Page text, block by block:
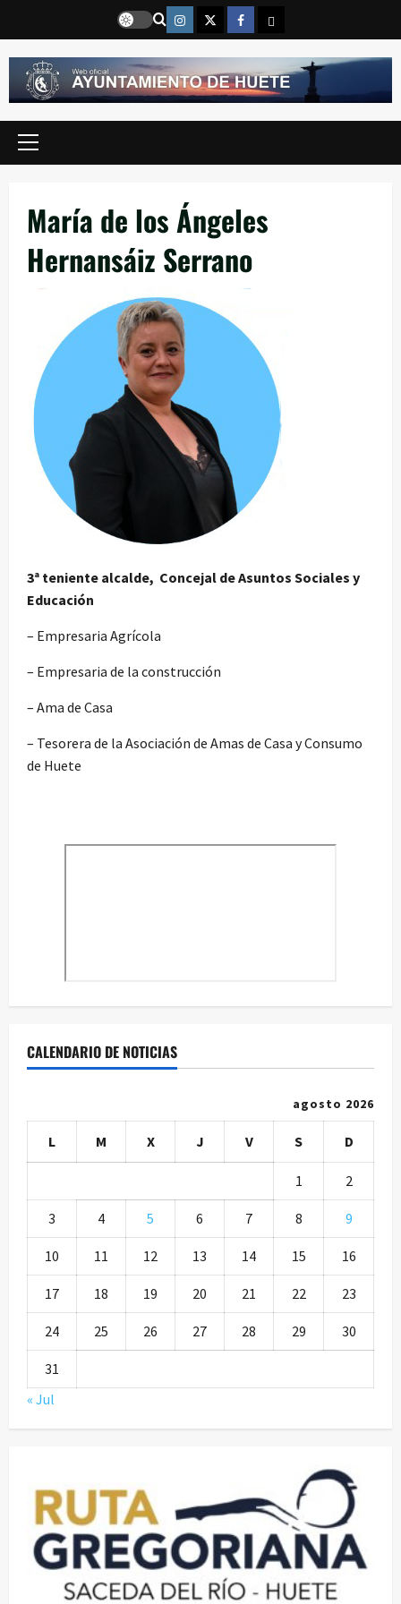
contenido
Instragram
TwitterFacebook
Email
Menú
María de los Ángeles
Hernansáiz Serrano
3ª teniente alcalde, Concejal de Asuntos Sociales y
Educación
– Empresaria Agrícola
– Empresaria de la construcción
– Ama de Casa
– Tesorera de la Asociación de Amas de Casa y Consumo
de Huete
CALENDARIO DE NOTICIAS
agosto 2026
L M X J V S D
1 2
3 4 5 6 7 8 9
10 11 12 13 14 15 16
17 18 19 20 21 22 23
24 25 26 27 28 29 30
31
« Jul